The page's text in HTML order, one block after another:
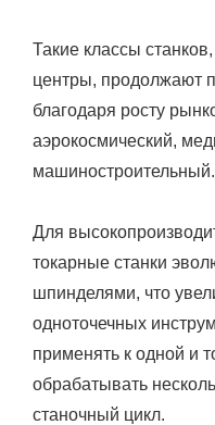
Такие классы
центры, продолжают
благодаря росту
аэрокосмический,
машиностроительный.
Для
токарные станки
шпинделями, что
одноточечных
применять к одной и
обрабатывать
станочный цикл.